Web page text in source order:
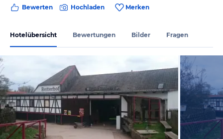
Bewerten Hochladen Merken
Hotelübersicht Bewertungen Bilder Fragen